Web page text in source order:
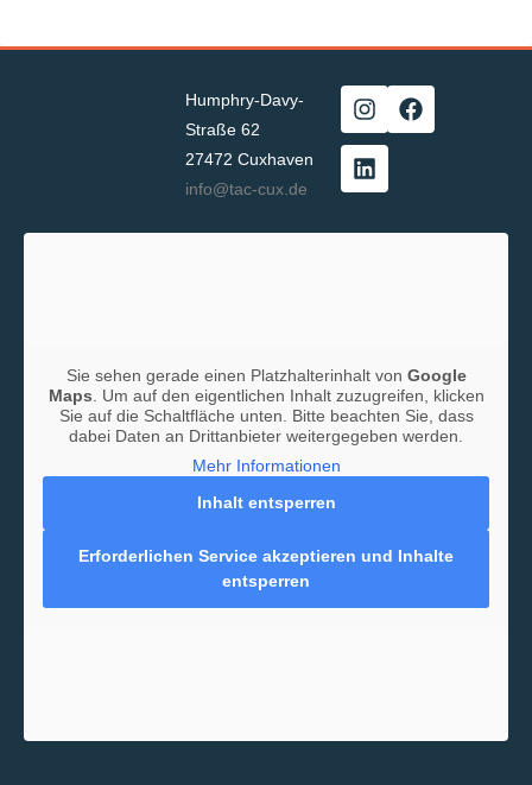
Humphry-Davy-
Straße 62
27472 Cuxhaven
info@tac-cux.de
Sie sehen gerade einen Platzhalterinhalt von Google
Maps . Um auf den eigentlichen Inhalt zuzugreifen, klicken
Sie auf die Schaltfläche unten. Bitte beachten Sie, dass
dabei Daten an Drittanbieter weitergegeben werden.
Mehr Informationen
Inhalt entsperren
Erforderlichen Service akzeptieren und Inhalte
entsperren